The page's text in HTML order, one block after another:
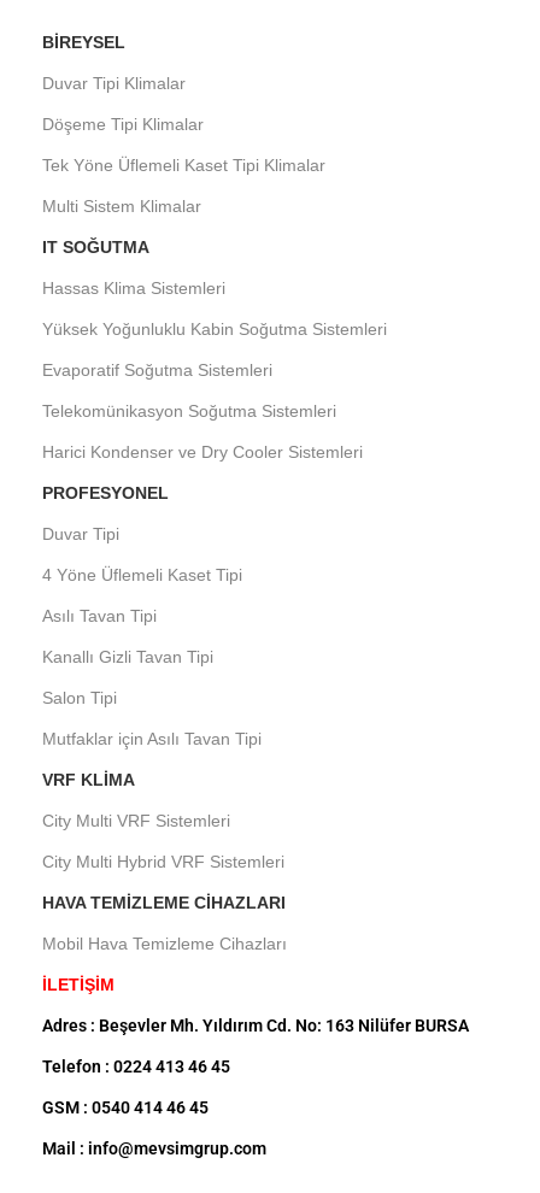
BIREYSEL
Duvar Tipi Klimalar
Döşeme Tipi Klimalar
Tek Yöne Üflemeli Kaset Tipi Klimalar
Multi Sistem Klimalar
IT SOĞUTMA
Hassas Klima Sistemleri
Yüksek Yoğunluklu Kabin Soğutma Sistemleri
Evaporatif Soğutma Sistemleri
Telekomünikasyon Soğutma Sistemleri
Harici Kondenser ve Dry Cooler Sistemleri
PROFESYONEL
Duvar Tipi
4 Yöne Üflemeli Kaset Tipi
Asılı Tavan Tipi
Kanallı Gizli Tavan Tipi
Salon Tipi
Mutfaklar için Asılı Tavan Tipi
VRF KLIMA
City Multi VRF Sistemleri
City Multi Hybrid VRF Sistemleri
HAVA TEMIZLEME CIHAZLARI
Mobil Hava Temizleme Cihazları
İLETİŞİM
Adres : Beşevler Mh. Yıldırım Cd. No: 163 Nilüfer BURSA
Telefon : 0224 413 46 45
GSM : 0540 414 46 45
Mail : info@mevsimgrup.com